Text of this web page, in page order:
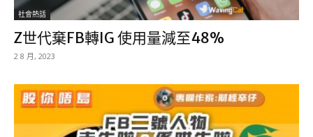
社會熱話
Z世代棄FB轉IG 使用量減至48%
2 8 月, 2023